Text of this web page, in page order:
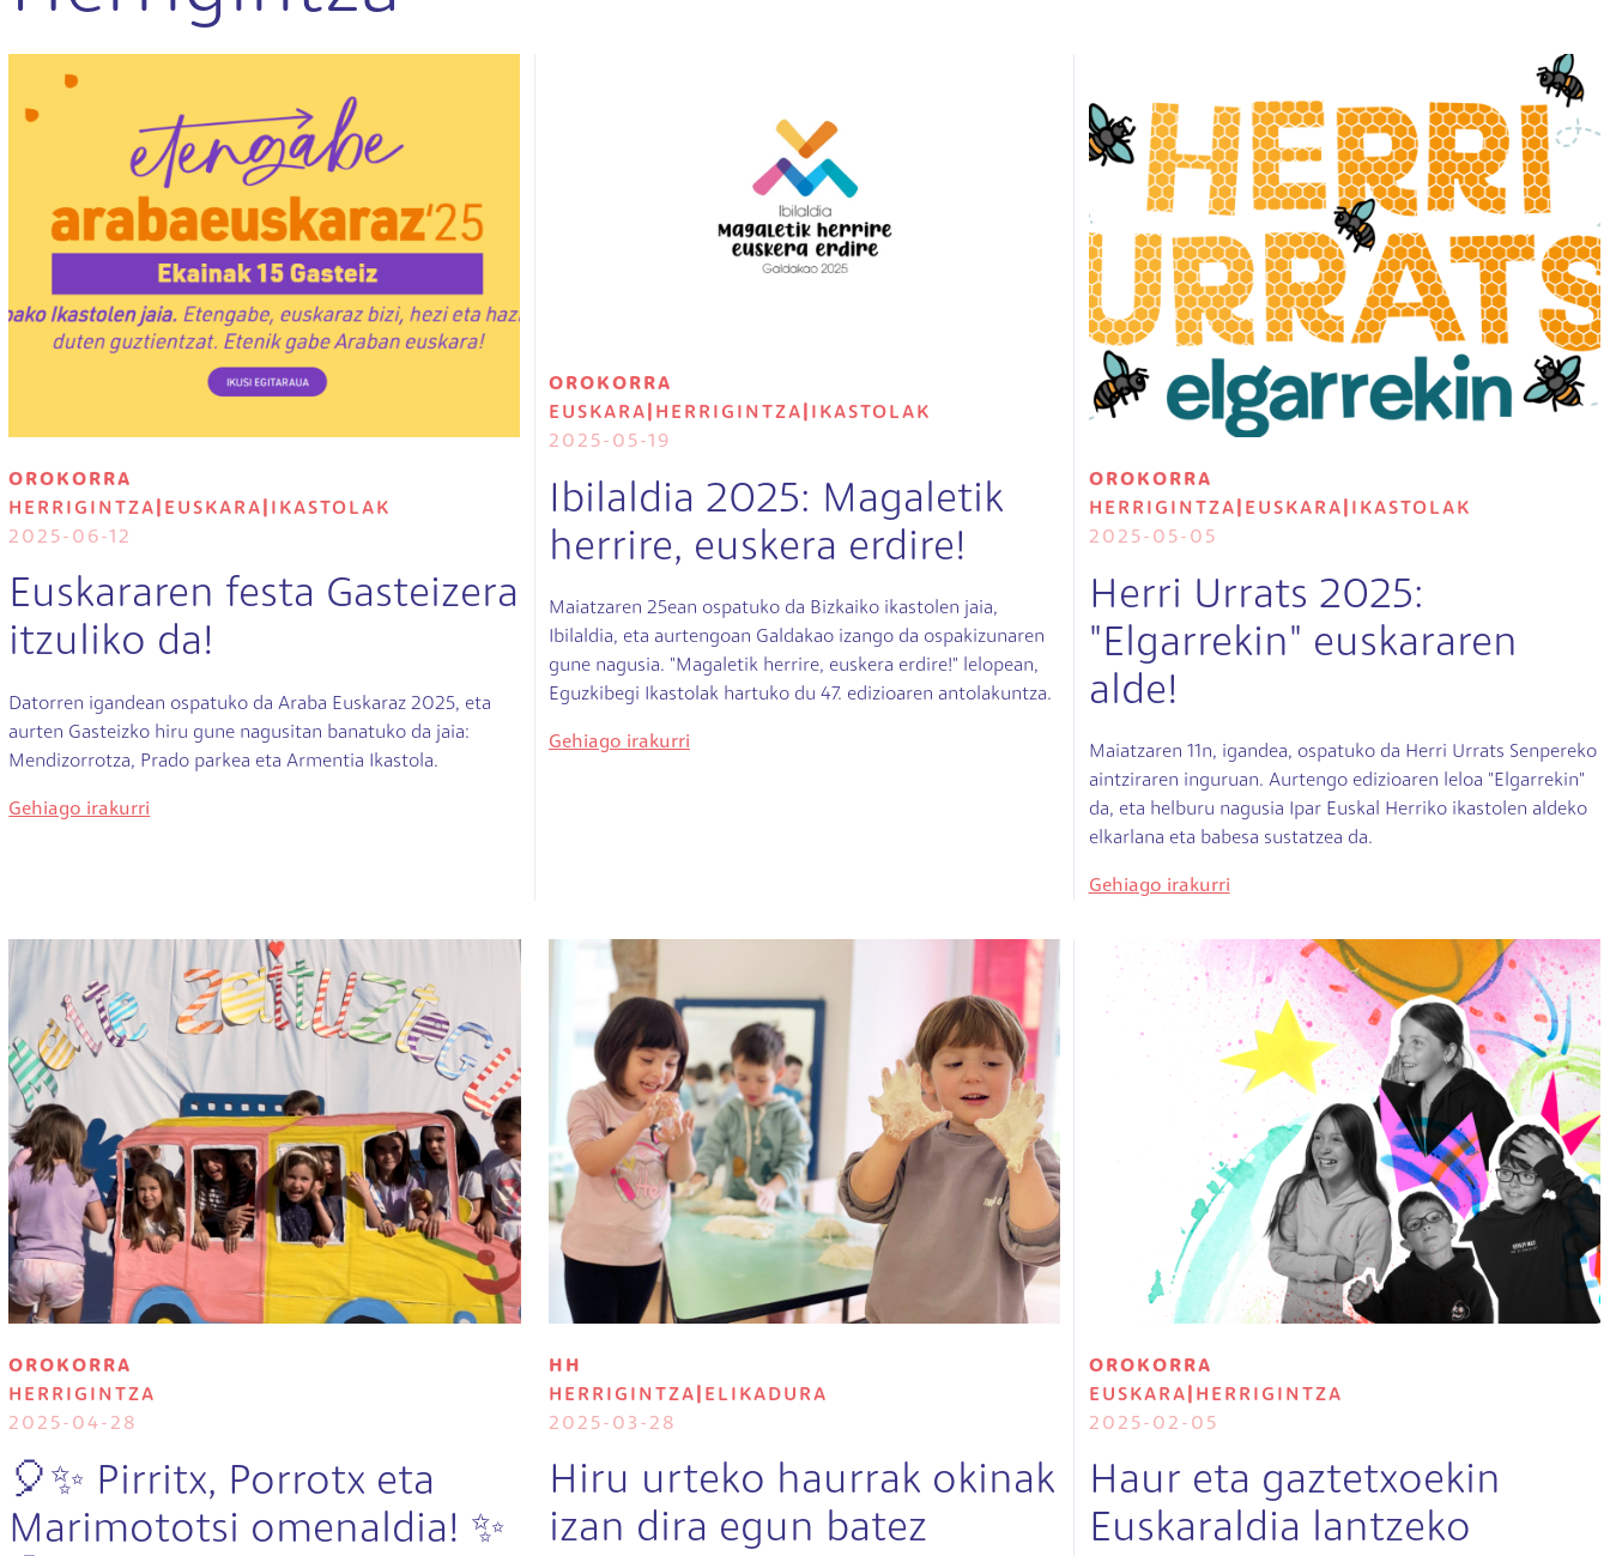
OROKORRA
HERRIGINTZA
EUSKARA
IKASTOLAK
2025-06-12
Euskararen festa Gasteizera
itzuliko da!
Datorren igandean ospatuko da Araba Euskaraz 2025, eta
aurten Gasteizko hiru gune nagusitan banatuko da jaia:
Mendizorrotza, Prado parkea eta Armentia Ikastola.
Gehiago irakurri
OROKORRA
EUSKARA
HERRIGINTZA
IKASTOLAK
2025-05-19
Ibilaldia 2025: Magaletik
herrire, euskera erdire!
Maiatzaren 25ean ospatuko da Bizkaiko ikastolen jaia,
Ibilaldia, eta aurtengoan Galdakao izango da ospakizunaren
gune nagusia. "Magaletik herrire, euskera erdire!" lelopean,
Eguzkibegi Ikastolak hartuko du 47. edizioaren antolakuntza.
Gehiago irakurri
OROKORRA
HERRIGINTZA
EUSKARA
IKASTOLAK
2025-05-05
Herri Urrats 2025:
"Elgarrekin" euskararen
alde!
Maiatzaren 11n, igandea, ospatuko da Herri Urrats Senpereko
aintziraren inguruan. Aurtengo edizioaren leloa "Elgarrekin"
da, eta helburu nagusia Ipar Euskal Herriko ikastolen aldeko
elkarlana eta babesa sustatzea da.
Gehiago irakurri
Irudia
OROKORRA
HERRIGINTZA
2025-04-28
🎈✨ Pirritx, Porrotx eta
Marimototsi omenaldia! ✨
HH
HERRIGINTZA
ELIKADURA
2025-03-28
Hiru urteko haurrak okinak
izan dira egun batez
Irudia
OROKORRA
EUSKARA
HERRIGINTZA
2025-02-05
Haur eta gaztetxoekin
Euskaraldia lantzeko